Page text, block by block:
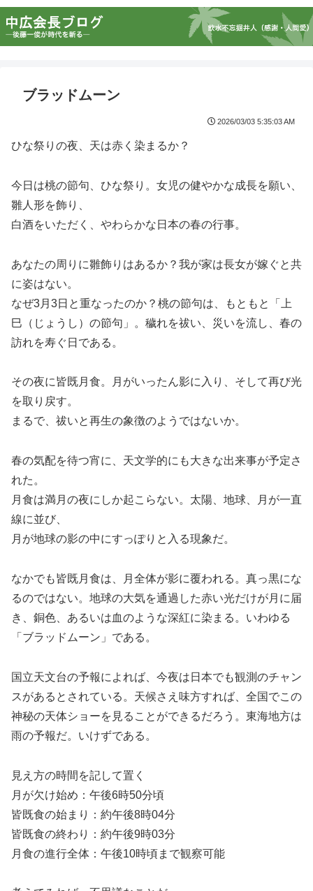
ブラッドムーン
2026/03/03 5:35:03 AM
ひな祭りの夜、天は赤く染まるか？
今日は桃の節句、ひな祭り。女児の健やかな成長を願い、
雛人形を飾り、
白酒をいただく、やわらかな日本の春の行事。
あなたの周りに雛飾りはあるか？我が家は長女が嫁ぐと共
に姿はない。
なぜ3月3日と重なったのか？桃の節句は、もともと「上
巳（じょうし）の節句」。穢れを祓い、災いを流し、春の
訪れを寿ぐ日である。
その夜に皆既月食。月がいったん影に入り、そして再び光
を取り戻す。
まるで、祓いと再生の象徴のようではないか。
春の気配を待つ宵に、天文学的にも大きな出来事が予定さ
れた。
月食は満月の夜にしか起こらない。太陽、地球、月が一直
線に並び、
月が地球の影の中にすっぽりと入る現象だ。
なかでも皆既月食は、月全体が影に覆われる。真っ黒にな
るのではない。地球の大気を通過した赤い光だけが月に届
き、銅色、あるいは血のような深紅に染まる。いわゆる
「ブラッドムーン」である。
国立天文台の予報によれば、今夜は日本でも観測のチャン
スがあるとされている。天候さえ味方すれば、全国でこの
神秘の天体ショーを見ることができるだろう。東海地方は
雨の予報だ。いけずである。
見え方の時間を記して置く
月が欠け始め：午後6時50分頃
皆既食の始まり：約午後8時04分
皆既食の終わり：約午後9時03分
月食の進行全体：午後10時頃まで観察可能